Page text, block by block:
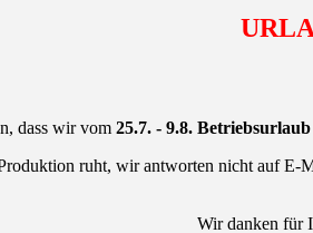
dass wir vom 25.7. - 9.8. Betriebsurlaub
ruht, wir antworten nicht auf
Wir danken für